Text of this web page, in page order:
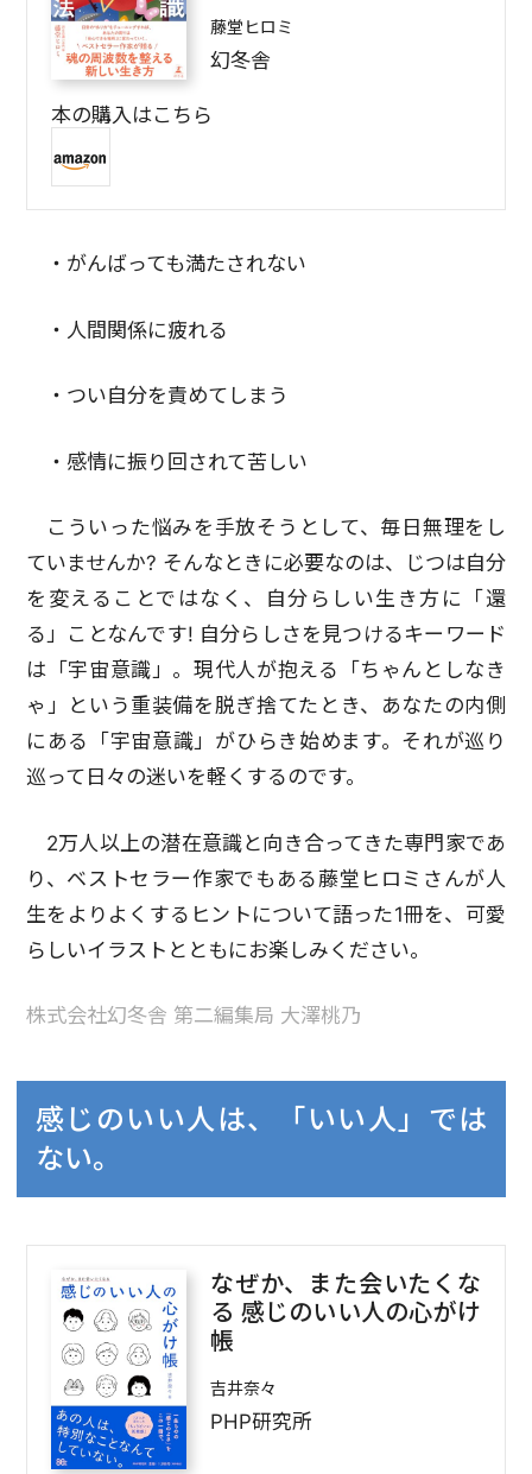
藤堂ヒロミ
幻冬舎
本の購入はこちら
・がんばっても満たされない
・人間関係に疲れる
・つい自分を責めてしまう
・感情に振り回されて苦しい
こういった悩みを手放そうとして、毎日無理をし
ていませんか? そんなときに必要なのは、じつは自分
を変えることではなく、自分らしい生き方に「還
る」ことなんです! 自分らしさを見つけるキーワード
は「宇宙意識」。現代人が抱える「ちゃんとしなき
ゃ」という重装備を脱ぎ捨てたとき、あなたの内側
にある「宇宙意識」がひらき始めます。それが巡り
巡って日々の迷いを軽くするのです。
2万人以上の潜在意識と向き合ってきた専門家であ
り、ベストセラー作家でもある藤堂ヒロミさんが人
生をよりよくするヒントについて語った1冊を、可愛
らしいイラストとともにお楽しみください。
株式会社幻冬舎 第二編集局 大澤桃乃
感じのいい人は、「いい人」では
ない。
なぜか、また会いたくな
る 感じのいい人の心がけ
帳
吉井奈々
PHP研究所